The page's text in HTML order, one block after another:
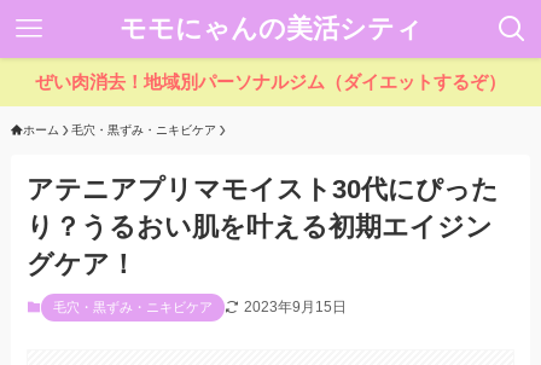
モモにゃんの美活シティ
ぜい肉消去！地域別パーソナルジム（ダイエットするぞ）
ホーム 毛穴・黒ずみ・ニキビケア
アテニアプリマモイスト30代にぴった
り？うるおい肌を叶える初期エイジン
グケア！
毛穴・黒ずみ・ニキビケア 2023年9月15日